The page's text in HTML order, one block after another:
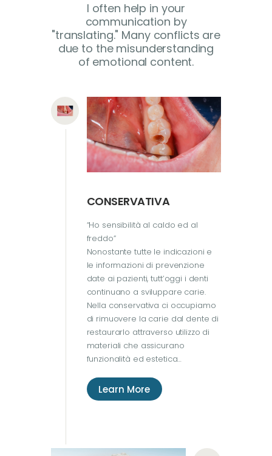
I often help in your
communication by
"translating." Many conflicts are
due to the misunderstanding
of emotional content.
CONSERVATIVA
“Ho sensibilità al caldo ed al
freddo”
Nonostante tutte le indicazioni e
le informazioni di prevenzione
date ai pazienti, tutt’oggi i denti
continuano a sviluppare carie.
Nella conservativa ci occupiamo
di rimuovere la carie dal dente di
restaurarlo attraverso utilizzo di
materiali che assicurano
funzionalità ed estetica…
Learn More